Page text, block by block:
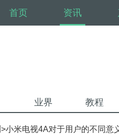
首页 资讯
业界 教程
>小米电视4A对于用户的不同意